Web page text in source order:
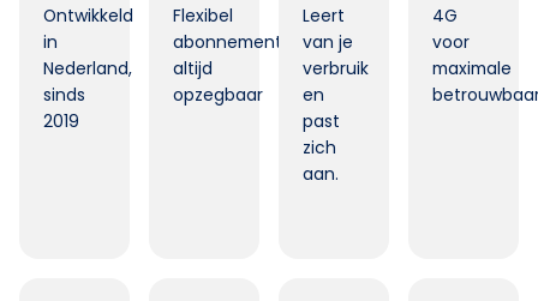
Ontwikkeld
in
Nederland,
sinds
2019
Flexibel
abonnement,
altijd
opzegbaar
Leert
van je
verbruik
en
past
zich
aan.
4G
voor
maximale